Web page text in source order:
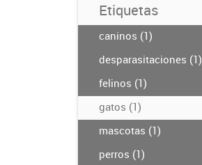
Etiquetas
caninos (1)
desparasitaciones (1)
felinos (1)
gatos (1)
mascotas (1)
perros (1)